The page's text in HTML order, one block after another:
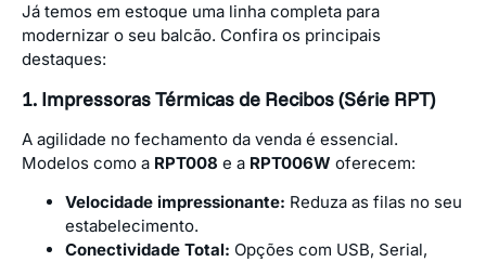
Já temos em estoque uma linha completa para
modernizar o seu balcão. Confira os principais
destaques:
1. Impressoras Térmicas de Recibos (Série RPT)
A agilidade no fechamento da venda é essencial.
Modelos como a RPT008 e a RPT006W oferecem:
Velocidade impressionante: Reduza as filas no seu
estabelecimento.
Conectividade Total: Opções com USB, Serial,